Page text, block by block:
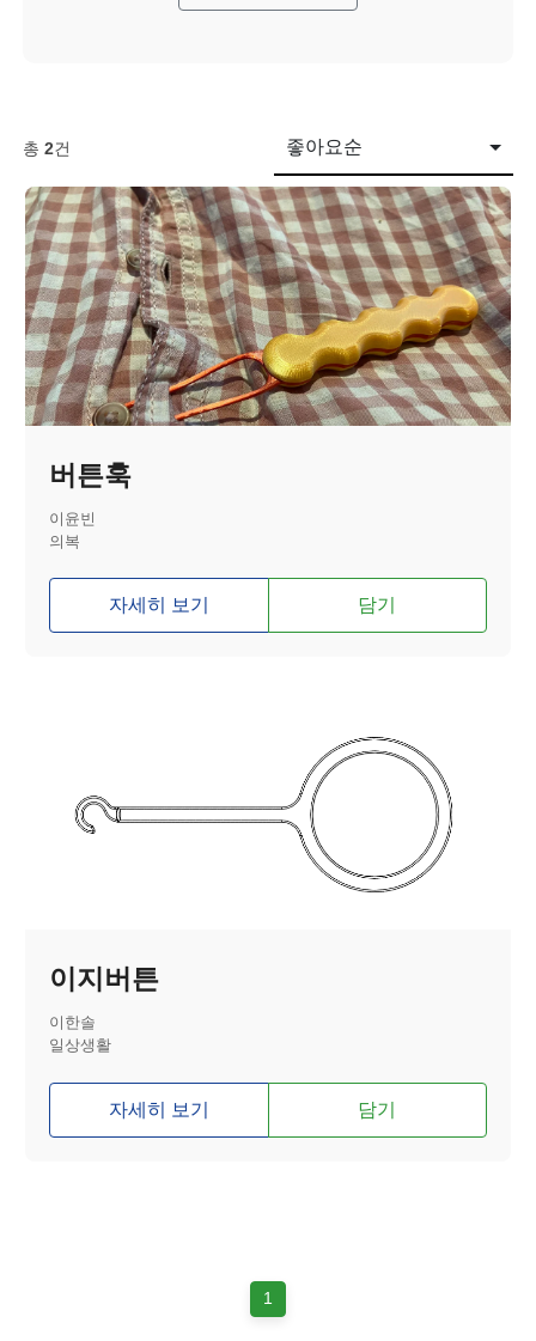
총2건 좋아요순
버튼훅
이윤빈
의복
자세히 보기 담기
이지버튼
이한솔
일상생활
자세히 보기 담기
1